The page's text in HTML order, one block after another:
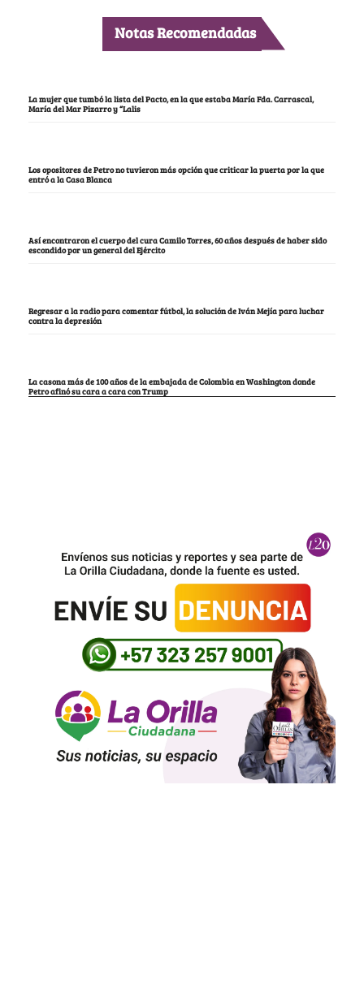
Notas Recomendadas
La mujer que tumbó la lista del Pacto, en la que estaba María Fda. Carrascal,
María del Mar Pizarro y “Lalis
Los opositores de Petro no tuvieron más opción que criticar la puerta por la que
entró a la Casa Blanca
Así encontraron el cuerpo del cura Camilo Torres, 60 años después de haber sido
escondido por un general del Ejército
Regresar a la radio para comentar fútbol, la solución de Iván Mejía para luchar
contra la depresión
La casona más de 100 años de la embajada de Colombia en Washington donde
Petro afinó su cara a cara con Trump